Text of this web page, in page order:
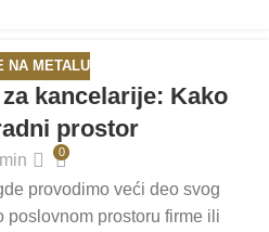
NA METALU
kancelarije: Kako
prostor
0
provodimo veći deo svog
poslovnom prostoru firme ili